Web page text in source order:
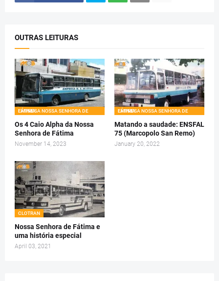
OUTRAS LEITURAS
EMPRESA NOSSA SENHORA DE FÁTIMA
Os 4 Caio Alpha da Nossa
Senhora de Fátima
November 14, 2023
EMPRESA NOSSA SENHORA DE FÁTIMA
Matando a saudade: ENSFAL
75 (Marcopolo San Remo)
January 20, 2022
CLOTRAN
Nossa Senhora de Fátima e
uma história especial
April 03, 2021